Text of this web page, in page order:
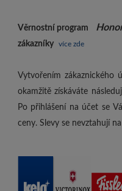
Věrnostní program
zákazníky více zde
Vytvořením zákaznického
okamžitě získáváte
Po přihlášení na účet se
ceny. Slevy se nevztahují